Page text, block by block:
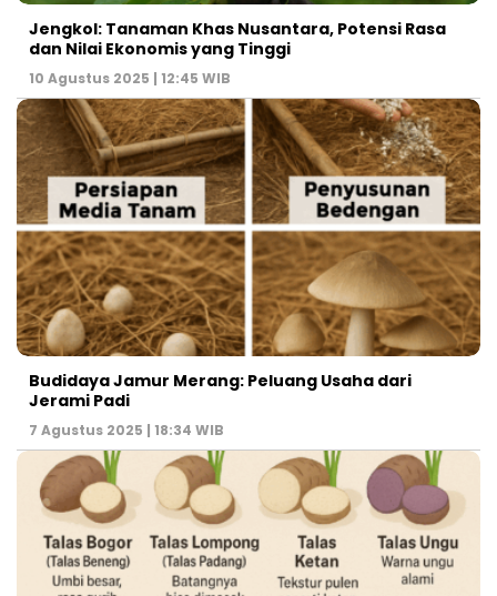
Jengkol: Tanaman Khas Nusantara, Potensi Rasa
dan Nilai Ekonomis yang Tinggi
10 Agustus 2025 | 12:45 WIB
Budidaya Jamur Merang: Peluang Usaha dari
Jerami Padi
7 Agustus 2025 | 18:34 WIB